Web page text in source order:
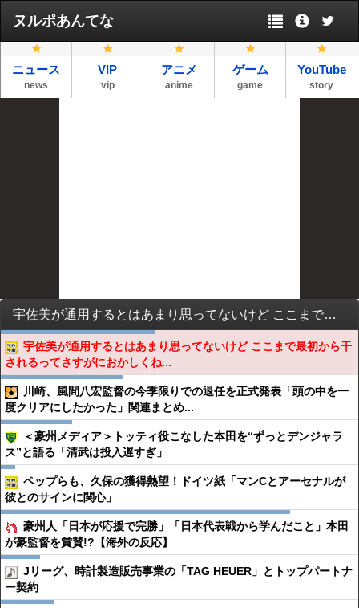
ヌルポあんてな
ニュース
news
VIP
vip
アニメ
anime
ゲーム
game
YouTube
story
宇佐美が通用するとはあまり思ってないけど ここまで最初から干されるってさすがにおかしくね？ なんかやらかしたのか？
宇佐美が通用するとはあまり思ってないけど ここまで最初から干
されるってさすがにおかしくね...
川崎、風間八宏監督の今季限りでの退任を正式発表「頭の中を一
度クリアにしたかった」関連まとめ...
＜豪州メディア＞トッティ役こなした本田を“ずっとデンジャラ
ス”と語る「清武は投入遅すぎ」
ペップらも、久保の獲得熱望！ドイツ紙「マンCとアーセナルが
彼とのサインに関心」
豪州人「日本が応援で完勝」「日本代表戦から学んだこと」本田
が豪監督を賞賛!?【海外の反応】
Jリーグ、時計製造販売事業の「TAG HEUER」とトップパートナ
ー契約